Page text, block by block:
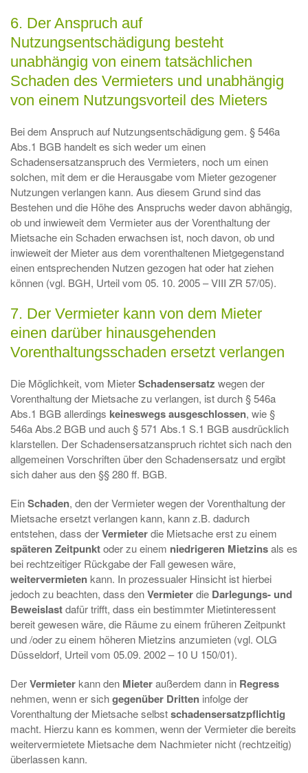
6. Der Anspruch auf
Nutzungsentschädigung besteht
unabhängig von einem tatsächlichen
Schaden des Vermieters und unabhängig
von einem Nutzungsvorteil des Mieters
Bei dem Anspruch auf Nutzungsentschädigung gem. § 546a
Abs.1 BGB handelt es sich weder um einen
Schadensersatzanspruch des Vermieters, noch um einen
solchen, mit dem er die Herausgabe vom Mieter gezogener
Nutzungen verlangen kann. Aus diesem Grund sind das
Bestehen und die Höhe des Anspruchs weder davon abhängig,
ob und inwieweit dem Vermieter aus der Vorenthaltung der
Mietsache ein Schaden erwachsen ist, noch davon, ob und
inwieweit der Mieter aus dem vorenthaltenen Mietgegenstand
einen entsprechenden Nutzen gezogen hat oder hat ziehen
können (vgl. BGH, Urteil vom 05. 10. 2005 – VIII ZR 57/05).
7. Der Vermieter kann von dem Mieter
einen darüber hinausgehenden
Vorenthaltungsschaden ersetzt verlangen
Die Möglichkeit, vom MieterSchadensersatz wegen der
Vorenthaltung der Mietsache zu verlangen, ist durch § 546a
Abs.1 BGB allerdings keineswegs ausgeschlossen, wie §
546a Abs.2 BGB und auch § 571 Abs.1 S.1 BGB ausdrücklich
klarstellen. Der Schadensersatzanspruch richtet sich nach den
allgemeinen Vorschriften über den Schadensersatz und ergibt
sich daher aus den §§ 280 ff. BGB.
EinSchaden, den der Vermieter wegen der Vorenthaltung der
Mietsache ersetzt verlangen kann, kann z.B. dadurch
entstehen, dass derVermieterdie Mietsache erst zu einem
späteren Zeitpunktoder zu einem niedrigeren Mietzinsals es
bei rechtzeitiger Rückgabe der Fall gewesen wäre,
weitervermieten kann. In prozessualer Hinsicht ist hierbei
jedoch zu beachten, dass denVermieterdie Darlegungs- und
Beweislastdafür trifft, dass ein bestimmter Mietinteressent
bereit gewesen wäre, die Räume zu einem früheren Zeitpunkt
und /oder zu einem höheren Mietzins anzumieten (vgl. OLG
Düsseldorf, Urteil vom 05.09. 2002 – 10 U 150/01).
DerVermieter kann den Mieteraußerdem dann in Regress
nehmen, wenn er sichgegenüber Dritten infolge der
Vorenthaltung der Mietsache selbstschadensersatzpflichtig
macht. Hierzu kann es kommen, wenn der Vermieter die bereits
weitervermietete Mietsache dem Nachmieter nicht (rechtzeitig)
überlassen kann.